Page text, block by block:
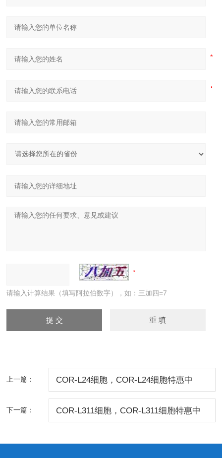
请输入计算结果（填写阿拉伯数字），如：三加四=7
上一篇： COR-L24细胞，COR-L24细胞特惠中
下一篇： COR-L311细胞，COR-L311细胞特惠中